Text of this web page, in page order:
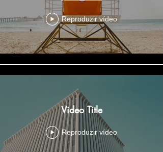
Reproduzir vídeo
Video Title
Reproduzir vídeo